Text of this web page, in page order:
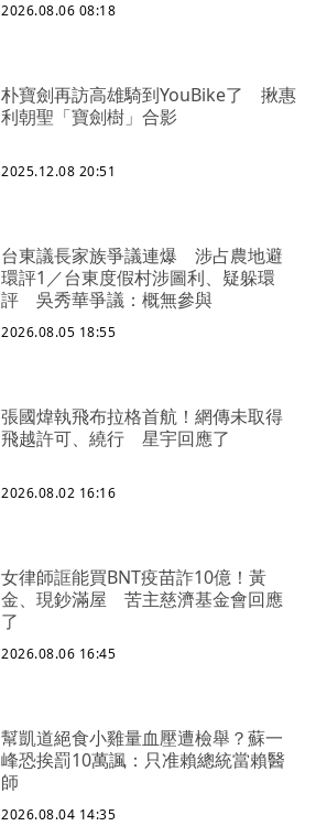
2026.08.06 08:18
朴寶劍再訪高雄騎到YouBike了 揪惠
利朝聖「寶劍樹」合影
2025.12.08 20:51
台東議長家族爭議連爆 涉占農地避
環評1／台東度假村涉圖利、疑躲環
評 吳秀華爭議：概無參與
2026.08.05 18:55
張國煒執飛布拉格首航！網傳未取得
飛越許可、繞行 星宇回應了
2026.08.02 16:16
女律師誆能買BNT疫苗詐10億！黃
金、現鈔滿屋 苦主慈濟基金會回應
了
2026.08.06 16:45
幫凱道絕食小雞量血壓遭檢舉？蘇一
峰恐挨罰10萬諷：只准賴總統當賴醫
師
2026.08.04 14:35